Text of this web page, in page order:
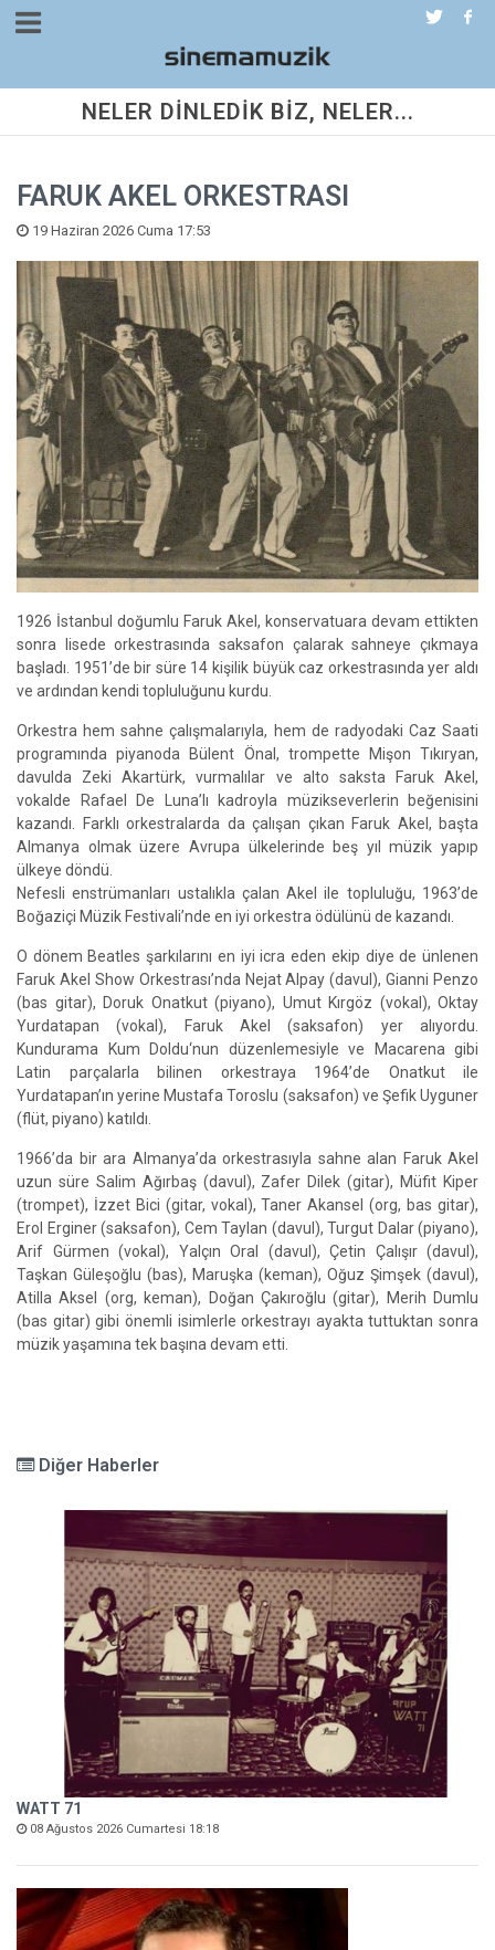
NELER DİNLEDİK BİZ, NELER...
FARUK AKEL ORKESTRASI
19 Haziran 2026 Cuma 17:53
1926 İstanbul doğumlu Faruk Akel, konservatuara devam ettikten
sonra lisede orkestrasında saksafon çalarak sahneye çıkmaya
başladı. 1951’de bir süre 14 kişilik büyük caz orkestrasında yer aldı
ve ardından kendi topluluğunu kurdu.
Orkestra hem sahne çalışmalarıyla, hem de radyodaki Caz Saati
programında piyanoda Bülent Önal, trompette Mişon Tıkıryan,
davulda Zeki Akartürk, vurmalılar ve alto saksta Faruk Akel,
vokalde Rafael De Luna’lı kadroyla müzikseverlerin beğenisini
kazandı. Farklı orkestralarda da çalışan çıkan Faruk Akel, başta
Almanya olmak üzere Avrupa ülkelerinde beş yıl müzik yapıp
ülkeye döndü.
Nefesli enstrümanları ustalıkla çalan Akel ile topluluğu, 1963’de
Boğaziçi Müzik Festivali’nde en iyi orkestra ödülünü de kazandı.
O dönem Beatles şarkılarını en iyi icra eden ekip diye de ünlenen
Faruk Akel Show Orkestrası’nda Nejat Alpay (davul), Gianni Penzo
(bas gitar), Doruk Onatkut (piyano), Umut Kırgöz (vokal), Oktay
Yurdatapan (vokal), Faruk Akel (saksafon) yer alıyordu.
Kundurama Kum Doldu‘nun düzenlemesiyle ve Macarena gibi
Latin parçalarla bilinen orkestraya 1964’de Onatkut ile
Yurdatapan’ın yerine Mustafa Toroslu (saksafon) ve Şefik Uyguner
(flüt, piyano) katıldı.
1966’da bir ara Almanya’da orkestrasıyla sahne alan Faruk Akel
uzun süre Salim Ağırbaş (davul), Zafer Dilek (gitar), Müfit Kiper
(trompet), İzzet Bici (gitar, vokal), Taner Akansel (org, bas gitar),
Erol Erginer (saksafon), Cem Taylan (davul), Turgut Dalar (piyano),
Arif Gürmen (vokal), Yalçın Oral (davul), Çetin Çalışır (davul),
Taşkan Güleşoğlu (bas), Maruşka (keman), Oğuz Şimşek (davul),
Atilla Aksel (org, keman), Doğan Çakıroğlu (gitar), Merih Dumlu
(bas gitar) gibi önemli isimlerle orkestrayı ayakta tuttuktan sonra
müzik yaşamına tek başına devam etti.
Diğer Haberler
WATT 71
08 Ağustos 2026 Cumartesi 18:18